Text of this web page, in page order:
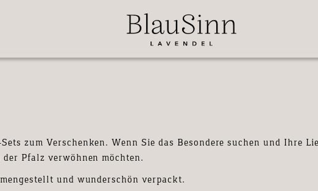
zum Verschenken. Wenn Sie das Besondere suchen und Ihre
Pfalz verwöhnen möchten.
und wunderschön verpackt.